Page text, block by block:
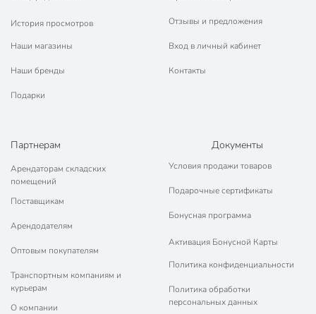
История просмотров
Наши магазины
Наши бренды
Подарки
Отзывы и предложения
Вход в личный кабинет
Контакты
Партнерам
Арендаторам складских
помещений
Поставщикам
Арендодателям
Оптовым покупателям
Транспортным компаниям и
курьерам
О компании
Документы
Условия продажи товаров
Подарочные сертификаты
Бонусная программа
Активация Бонусной Карты
Политика конфиденциальности
Политика обработки
персональных данных